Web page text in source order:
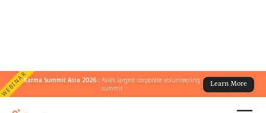
WEBINARKarma Summit Asia 2026 :Asia's largest corporate volunteering
summit
Learn More
Planning of a Volunteity Campaign